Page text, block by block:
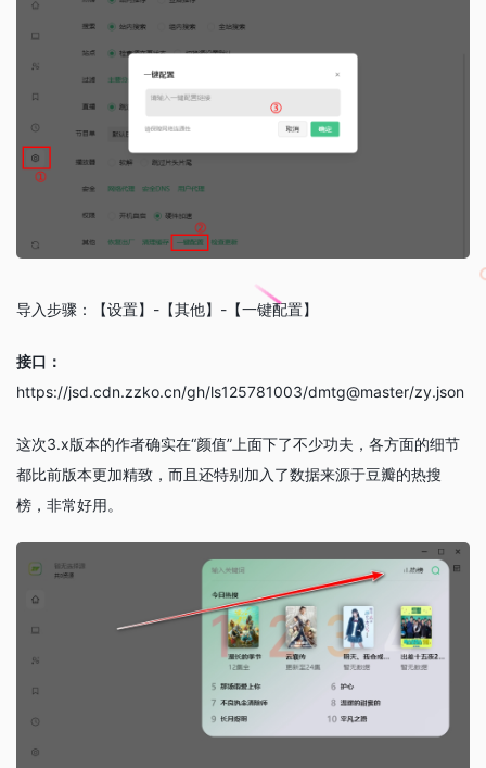
导入步骤：【设置】-【其他】-【一键配置】
接口：
https://jsd.cdn.zzko.cn/gh/ls125781003/dmtg@master/zy.json
这次3.x版本的作者确实在“颜值”上面下了不少功夫，各方面的细节
都比前版本更加精致，而且还特别加入了数据来源于豆瓣的热搜
榜，非常好用。